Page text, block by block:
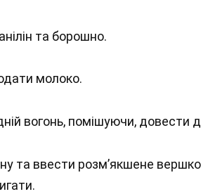
та борошно.
молоко.
вогонь, помішуючи, довести
та ввести розм’якшене